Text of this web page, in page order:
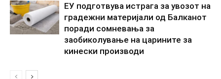
ЕУ подготвува истрага за увозот на
градежни материјали од Балканот
поради сомневања за
заобиколување на царините за
кинески производи